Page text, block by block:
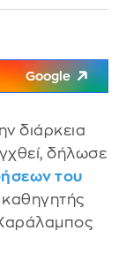
Google
διάρκεια
δήλωσε
του
καθηγητής